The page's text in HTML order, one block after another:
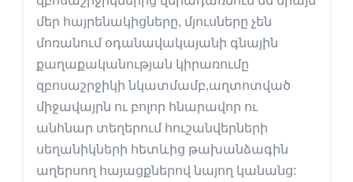
մեր հայրենակիցները, մյուսները չեն
մոռանում օդանավակայանի գնային
քաղաքականության կիրառումը
զբոսաշրջիկի նկատմամբ,աղտոտված
միջավայրն ու բոլոր հնարավոր ու
անհնար տեղերում հուշանվերների
սեղանիկների հետևից թախանձագին
աղերսող հայացքներով նայող կանանց: